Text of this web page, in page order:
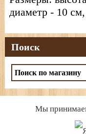
диаметр - 10
Поиск
Мы